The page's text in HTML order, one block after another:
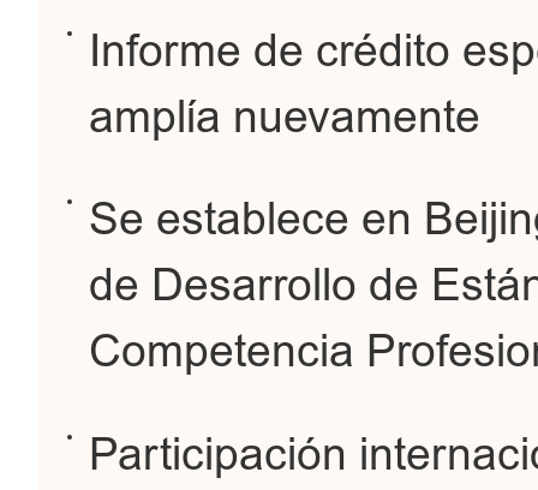
Informe de crédito
amplía nuevamente
Se establece en
de Desarrollo de
Competencia
Participación